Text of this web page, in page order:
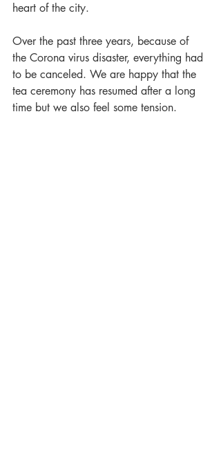
heart of the city.
Over the past three years, because of
the Corona virus disaster, everything had
to be canceled. We are happy that the
tea ceremony has resumed after a long
time but we also feel some tension.